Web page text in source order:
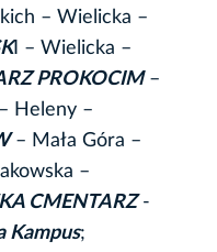
– Wielicka –
I – Wielicka –
PROKOCIM–
Heleny –
– Mała Góra –
–
CMENTARZ-
Kampus;